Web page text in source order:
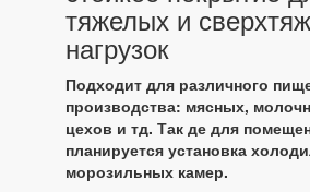
тяжелых и
нагрузок
Подходит для различного
производства: мясных,
цехов и тд. Так де для
планируется установка
морозильных камер.